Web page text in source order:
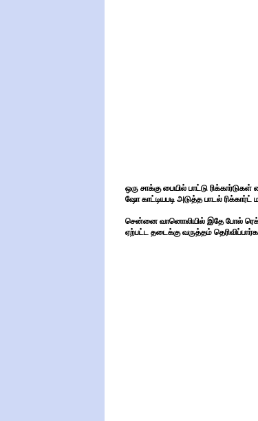
ஒரு சாக்கு பையில் பாட்டு
ஷோ காட்டியபடி அடுத்த பாடல்
சென்னை வானொலியில் இதே போல்
ஏற்பட்ட தடைக்கு வருத்தம்